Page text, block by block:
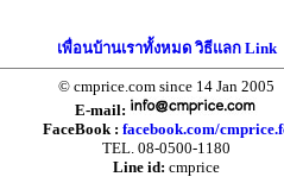
เพื่อนบ้านเราทั้งหมด วิธีแลก Link
© cmprice.com since 14 Jan 2005
E-mail:
FaceBook : facebook.com/
TEL. 08-0500-1180
Line id: cmprice